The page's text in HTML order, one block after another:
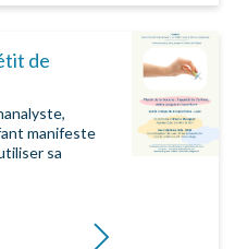
de
manifeste
sa
Lire la suite